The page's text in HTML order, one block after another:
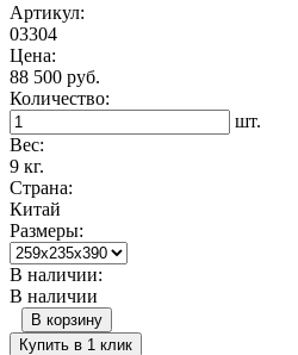
Артикул:
03304
Цена:
88 500 руб.
Количество:
шт.
Вес:
9 кг.
Страна:
Китай
Размеры:
В наличии:
В наличии
В корзину
Купить в 1 клик